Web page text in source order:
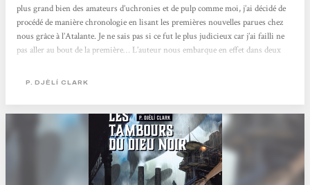
plus grand bien des amateurs d’uchronies et de pulp comme moi, j’ai décidé de
procédé de manière chronologie en lisant les premières nouvelles parues chez
nous grâce à l’Atalante. Je ne sais pas si ce fut le plus judicieux car j’ai failli ne
pas aller au bout de la première… L’auteur nous embarque en effet dans deux
Louisiane, l’autre égyptien avec cette fois une aventure...
P. DJÈLÍ CLARK